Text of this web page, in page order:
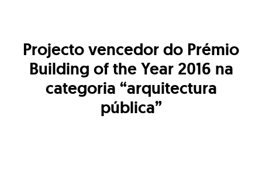
Projecto vencedor do Prémio
Building of the Year 2016 na
categoria “arquitectura
pública”